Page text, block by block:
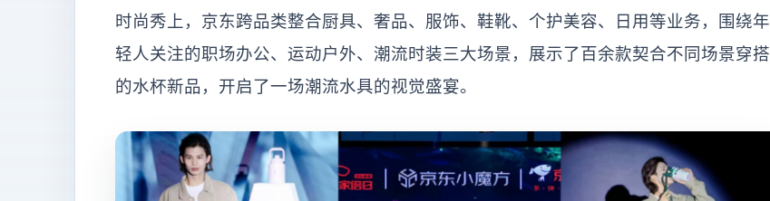
时尚秀上，京东跨品类整合厨具、奢品、服饰、鞋靴、个护美容、日用等业务，围绕年
轻人关注的职场办公、运动户外、潮流时装三大场景，展示了百余款契合不同场景穿搭
的水杯新品，开启了一场潮流水具的视觉盛宴。